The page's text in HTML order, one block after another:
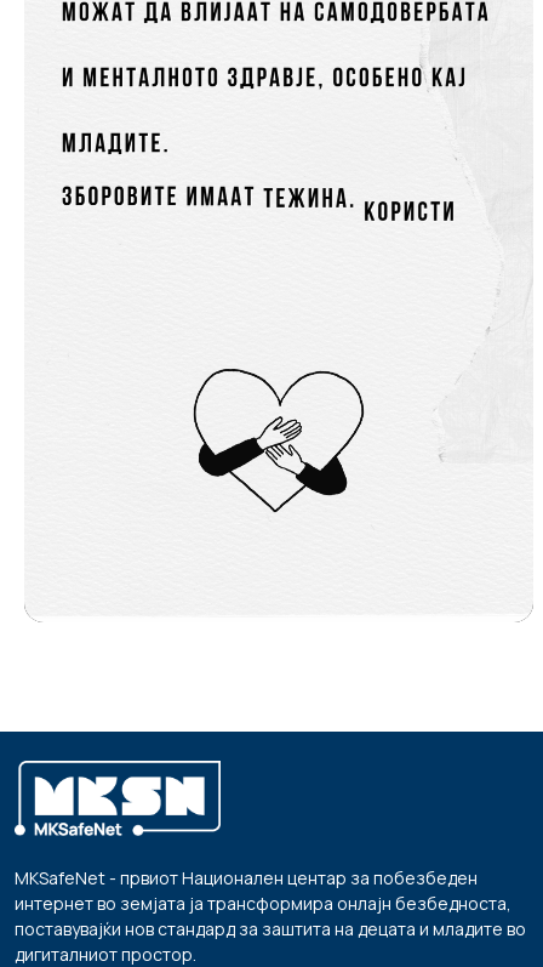
MKSafeNet - првиот Национален центар за побезбеден
интернет во земјата ја трансформира онлајн безбедноста,
поставувајќи нов стандард за заштита на децата и младите во
дигиталниот простор.